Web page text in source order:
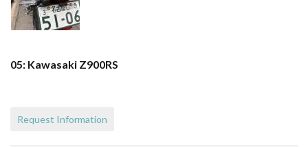
05: Kawasaki Z900RS
Request Information